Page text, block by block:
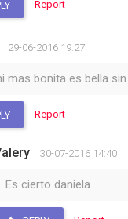
Report
29-06-2016 19:27
mas bonita es bella sin
Report
30-07-2016 14:40
Es cierto daniela